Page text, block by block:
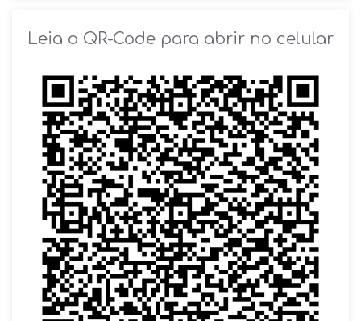
Leia o QR-Code para abrir no celular